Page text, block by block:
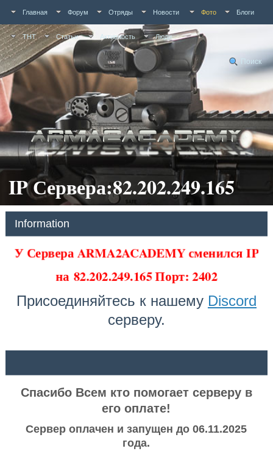
Главная Форум Отряды Новости Фото Блоги
ТНТ Статьи Активность Люди
Поиск
IP Сервера:82.202.249.165
Information
У Сервера ARMA2ACADEMY сменился IP
на82.202.249.165 Порт: 2402
Присоединяйтесь к нашему Discord
серверу.
Спасибо Всем кто помогает серверу в
его оплате!
Сервер оплачен и запущен до 06.11.2025
года.